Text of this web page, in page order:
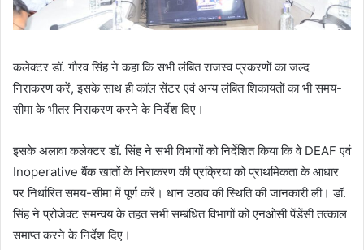
कलेक्टर डॉ. गौरव सिंह ने कहा कि सभी लंबित राजस्व प्रकरणों का जल्द
निराकरण करें, इसके साथ ही कॉल सेंटर एवं अन्य लंबित शिकायतों का भी समय-
सीमा के भीतर निराकरण करने के निर्देश दिए।
इसके अलावा कलेक्टर डॉ. सिंह ने सभी विभागों को निर्देशित किया कि वे DEAF एवं
Inoperative बैंक खातों के निराकरण की प्रक्रिया को प्राथमिकता के आधार
पर निर्धारित समय-सीमा में पूर्ण करें। धान उठाव की स्थिति की जानकारी ली। डॉ.
सिंह ने प्रोजेक्ट समन्वय के तहत सभी सम्बंधित विभागों को एनओसी पेंडेंसी तत्काल
समाप्त करने के निर्देश दिए।